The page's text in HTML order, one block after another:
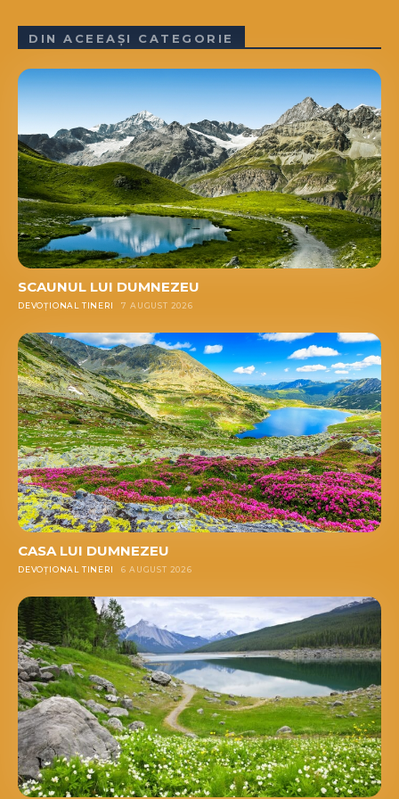
DIN ACEEAȘI CATEGORIE
SCAUNUL LUI DUMNEZEU
DEVOȚIONAL TINERI 7 AUGUST 2026
CASA LUI DUMNEZEU
DEVOȚIONAL TINERI 6 AUGUST 2026